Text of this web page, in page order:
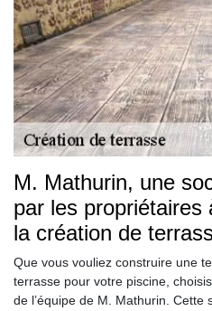
M. Mathurin, une
par les
la création de
Que vous vouliez construire une
terrasse pour votre piscine,
de l’équipe de M. Mathurin. Cette